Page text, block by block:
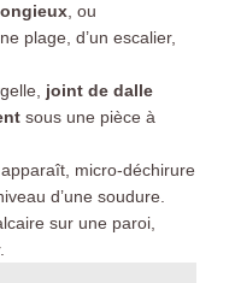
, ou
plage, d’un escalier,
joint de dalle
sous une pièce à
apparaît, micro-déchirure
d’une soudure.
sur une paroi,